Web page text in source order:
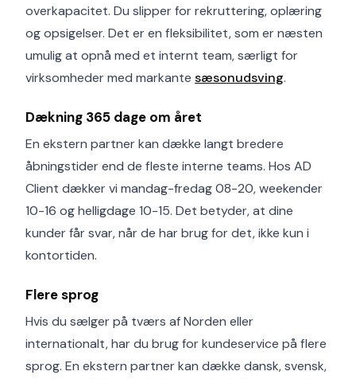
overkapacitet. Du slipper for rekruttering, oplæring
og opsigelser. Det er en fleksibilitet, som er næsten
umulig at opnå med et internt team, særligt for
virksomheder med markante sæsonudsving.
Dækning 365 dage om året
En ekstern partner kan dække langt bredere
åbningstider end de fleste interne teams. Hos AD
Client dækker vi mandag-fredag 08-20, weekender
10-16 og helligdage 10-15. Det betyder, at dine
kunder får svar, når de har brug for det, ikke kun i
kontortiden.
Flere sprog
Hvis du sælger på tværs af Norden eller
internationalt, har du brug for kundeservice på flere
sprog. En ekstern partner kan dække dansk, svensk,